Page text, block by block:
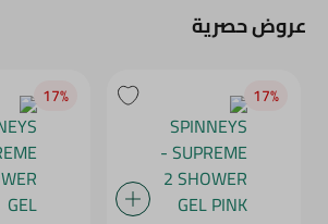
عروض حصرية
17‎%‎
17‎%‎